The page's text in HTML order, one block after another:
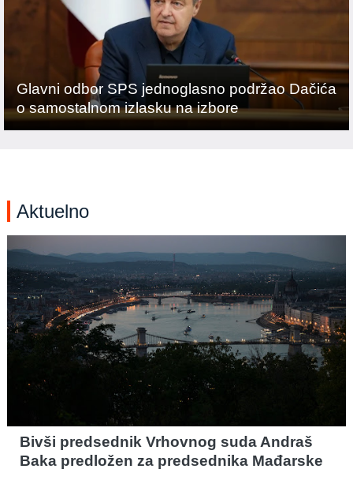
Glavni odbor SPS jednoglasno podržao Dačića
o samostalnom izlasku na izbore
Aktuelno
Bivši predsednik Vrhovnog suda Andraš
Baka predložen za predsednika Mađarske